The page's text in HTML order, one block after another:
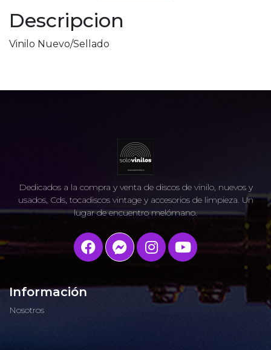
Descripcion
Vinilo Nuevo/Sellado
Dedicados a la compra y venta de discos de vinilo, nuevos y
usados, Cds, tocadiscos vintage y accesorios de limpieza. Un
lugar de encuentro melómano.
Información
Nosotros